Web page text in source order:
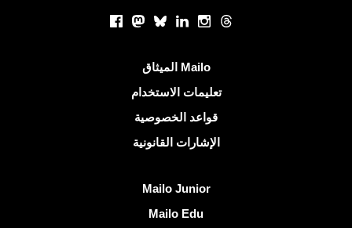
Facebook
Mastodon
BlueskyLinkedInInstagram
Threads
الميثاق Mailo
تعليمات الاستخدام
قواعد الخصوصية
الإشارات القانونية
Mailo Junior
Mailo Edu